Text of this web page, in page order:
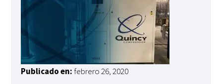
Publicado en: febrero 26, 2020